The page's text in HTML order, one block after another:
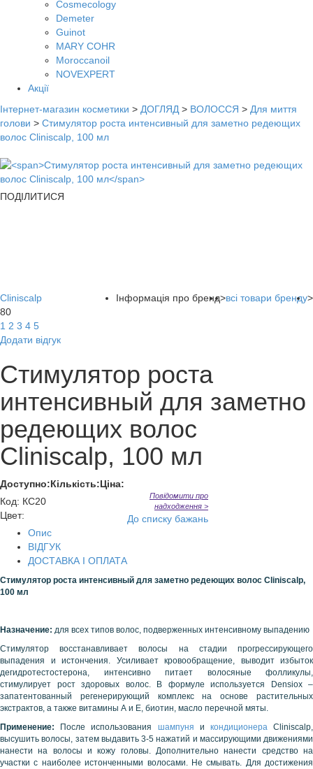
Cosmecology
Demeter
Guinot
MARY COHR
Moroccanoil
NOVEXPERT
Акції
Інтернет-магазин косметики > ДОГЛЯД > ВОЛОССЯ > Для миття
голови > Стимулятор роста интенсивный для заметно редеющих
волос Cliniscalp, 100 мл
ПОДІЛИТИСЯ
Інформація про бренд>всі товари бренду>
Cliniscalp
80
1 2 3 4 5
Додати відгук
Стимулятор роста
интенсивный для заметно
редеющих волос
Cliniscalp, 100 мл
Доступно:Кількість:Ціна:
Код: КС20
Цвет:
Повідомити про
надходження >
До списку бажань
Опис
ВІДГУК
ДОСТАВКА І ОПЛАТА
Стимулятор роста интенсивный для заметно редеющих волос Cliniscalp,
100 мл
Назначение: для всех типов волос, подверженных интенсивному выпадению
Стимулятор восстанавливает волосы на стадии прогрессирующего
выпадения и истончения. Усиливает кровообращение, выводит избыток
дегидротестостерона, интенсивно питает волосяные фолликулы,
стимулирует рост здоровых волос. В формуле используется Densiox –
запатентованный регенерирующий комплекс на основе растительных
экстрактов, а также витамины А и Е, биотин, масло перечной мяты.
Применение:
После использования шампуня и кондиционераCliniscalp,
высушить волосы, затем выдавить 3-5 нажатий и массирующими движениями
нанести на волосы и кожу головы. Дополнительно нанести средство на
участки с наиболее истонченными волосами. Не смывать. Для достижения